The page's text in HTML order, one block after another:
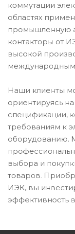
коммутации
областях
промышленную
контакторы от
высокой
международным
Наши клиенты
ориентируясь
спецификации,
требованиям к
оборудованию.
выбора и
товаров.
ИЭК, вы
эффективность